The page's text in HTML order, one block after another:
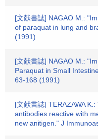
[文献書誌] NAGAO M.:
of paraquat in lung and
(1991)
[文献書誌] NAGAO M.:
Paraquat in Small
63-168 (1991)
[文献書誌] TERAZAWA
antibodies reactive with
new anitigen." J